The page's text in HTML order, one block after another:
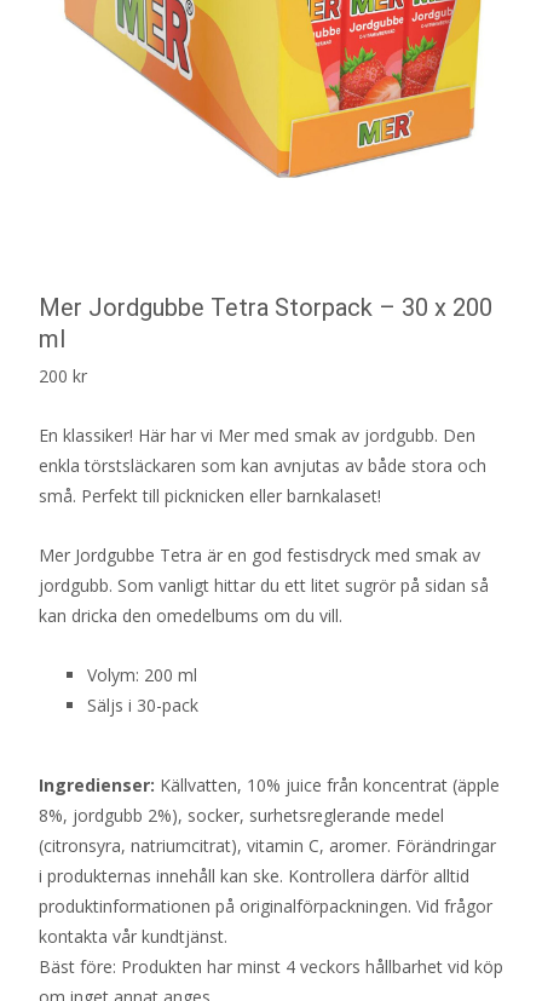
Mer Jordgubbe Tetra Storpack – 30 x 200
ml
200 kr
En klassiker! Här har vi Mer med smak av jordgubb. Den
enkla törstsläckaren som kan avnjutas av både stora och
små. Perfekt till picknicken eller barnkalaset!
Mer Jordgubbe Tetra är en god festisdryck med smak av
jordgubb. Som vanligt hittar du ett litet sugrör på sidan så
kan dricka den omedelbums om du vill.
Volym: 200 ml
Säljs i 30-pack
Ingredienser: Källvatten, 10% juice från koncentrat (äpple
8%, jordgubb 2%), socker, surhetsreglerande medel
(citronsyra, natriumcitrat), vitamin C, aromer. Förändringar
i produkternas innehåll kan ske. Kontrollera därför alltid
produktinformationen på originalförpackningen. Vid frågor
kontakta vår kundtjänst.
Bäst före: Produkten har minst 4 veckors hållbarhet vid köp
om inget annat anges.